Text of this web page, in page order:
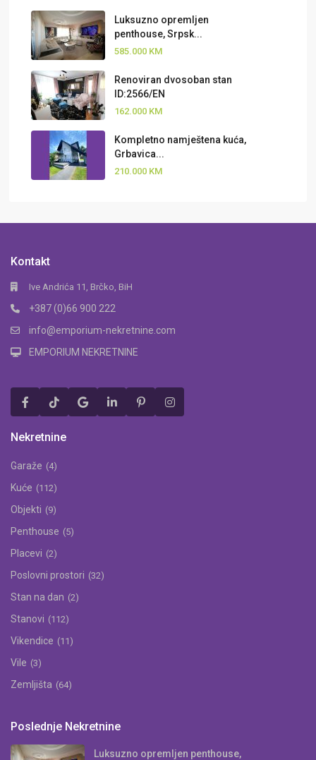
Luksuzno opremljen
penthouse, Srpsk...
585.000 KM
Renoviran dvosoban stan
ID:2566/EN
162.000 KM
Kompletno namještena kuća,
Grbavica...
210.000 KM
Kontakt
Ive Andrića 11, Brčko, BiH
+387 (0)66 900 222
info@emporium-nekretnine.com
EMPORIUM NEKRETNINE
Nekretnine
Garaže (4)
Kuće (112)
Objekti (9)
Penthouse (5)
Placevi (2)
Poslovni prostori (32)
Stan na dan (2)
Stanovi (112)
Vikendice (11)
Vile (3)
Zemljišta (64)
Poslednje Nekretnine
Luksuzno opremljen penthouse,